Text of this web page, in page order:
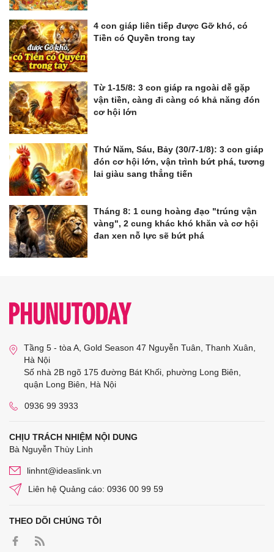
4 con giáp liên tiếp được Gỡ khó, có
Tiền có Quyền trong tay
Từ 1-15/8: 3 con giáp ra ngoài dễ gặp
vận tiền, càng đi càng có khả năng đón
cơ hội lớn
Thứ Năm, Sáu, Bảy (30/7-1/8): 3 con giáp
đón cơ hội lớn, vận trình bứt phá, tương
lai giàu sang thẳng tiến
Tháng 8: 1 cung hoàng đạo "trúng vận
vàng", 2 cung khác khó khăn và cơ hội
đan xen nỗ lực sẽ bứt phá
Tầng 5 - tòa A, Gold Season 47 Nguyễn Tuân, Thanh Xuân,
Hà Nội
Số nhà 2B ngõ 175 đường Bát Khối, phường Long Biên,
quận Long Biên, Hà Nội
0936 99 3933
CHỊU TRÁCH NHIỆM NỘI DUNG
Bà Nguyễn Thùy Linh
linhnt@ideaslink.vn
Liên hệ Quảng cáo: 0936 00 99 59
THEO DÕI CHÚNG TÔI